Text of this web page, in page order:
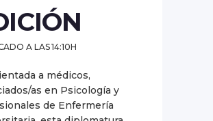
A LAS 14:10H
a médicos,
as en Psicología y
de Enfermería